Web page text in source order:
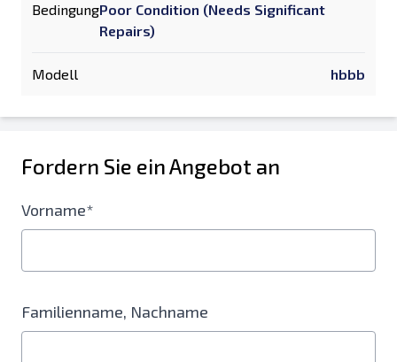
BedingungPoor Condition (Needs Significant
Repairs)
Modell hbbb
Fordern Sie ein Angebot an
Vorname*
Familienname, Nachname